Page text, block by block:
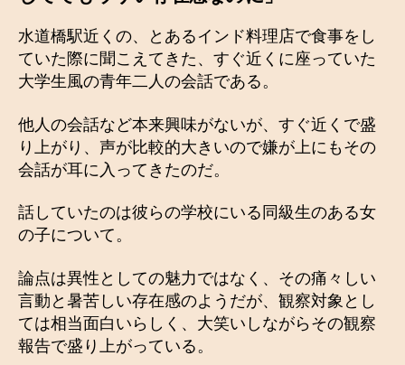
水道橋駅近くの、とあるインド料理店で食事をし
ていた際に聞こえてきた、すぐ近くに座っていた
大学生風の青年二人の会話である。
他人の会話など本来興味がないが、すぐ近くで盛
り上がり、声が比較的大きいので嫌が上にもその
会話が耳に入ってきたのだ。
話していたのは彼らの学校にいる同級生のある女
の子について。
論点は異性としての魅力ではなく、その痛々しい
言動と暑苦しい存在感のようだが、観察対象とし
ては相当面白いらしく、大笑いしながらその観察
報告で盛り上がっている。